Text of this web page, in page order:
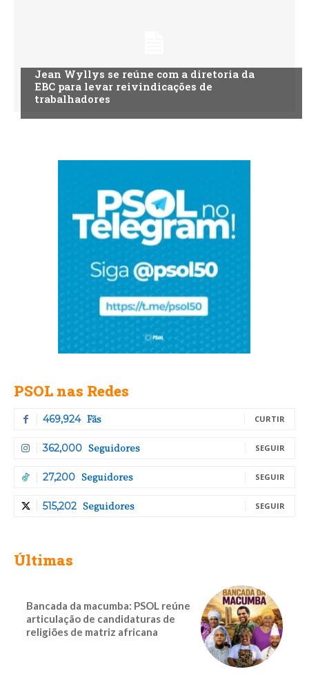
Jean Wyllys se reúne com a diretoria da
EBC para levar reivindicações de
trabalhadores
PSOL nas Redes
469,924 Fãs CURTIR
362,000 Seguidores SEGUIR
27,200 Seguidores SEGUIR
515,202 Seguidores SEGUIR
Últimas
Bancada da macumba: PSOL reúne
articulação de candidaturas de
religiões de matriz africana